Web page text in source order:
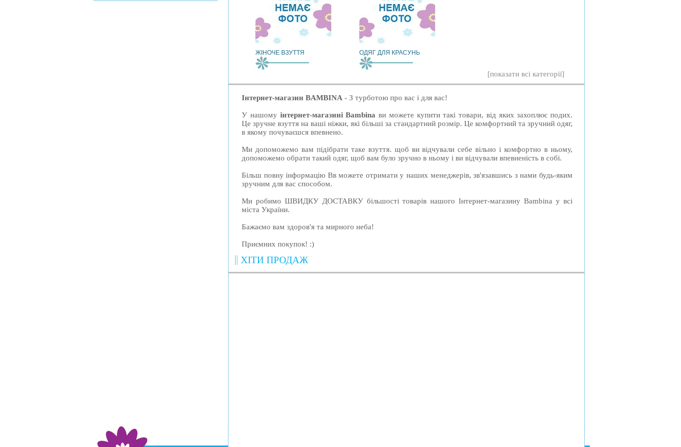
ЖІНОЧЕ ВЗУТТЯ ОДЯГ ДЛЯ КРАСУНЬ
[показати всі категорії]
Інтернет-магазин BAMBINA - З турботою про вас і для вас!
У нашому інтернет-магазині Bambina ви можете купити такі товари, від яких захоплює подих.
Це зручне взуття на ваші ніжки, які більші за стандартний розмір. Це комфортний та зручний одяг,
в якому почуваєшся впевнено.
Ми допоможемо вам підібрати таке взуття. щоб ви відчували себе вільно і комфортно в ньому,
допоможемо обрати такий одяг, щоб вам було зручно в ньому і ви відчували впевненість в собі.
Більш повну інформацію Вв можете отримати у наших менеджерів, зв'язавшись з нами будь-яким
зручним для вас способом.
Ми робимо ШВИДКУ ДОСТАВКУ більшості товарів нашого Інтернет-магазину Bambina у всі
міста України.
Бажаємо вам здоров'я та мирного неба!
Приємних покупок! :)
ХІТИ ПРОДАЖ